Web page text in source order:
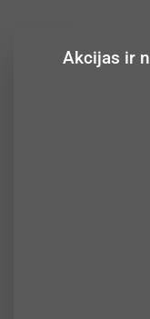
Akcijas ir